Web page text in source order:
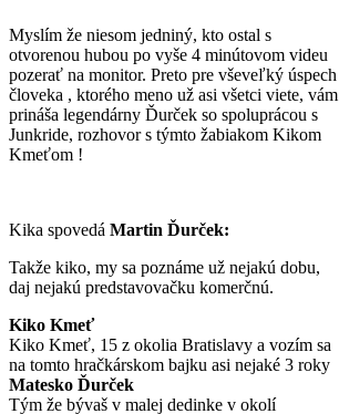
Myslím že niesom jedniný, kto ostal s
otvorenou hubou po vyše 4 minútovom videu
pozerať na monitor. Preto pre vševeľký úspech
človeka , ktorého meno už asi všetci viete, vám
prináša legendárny Ďurček so spoluprácou s
Junkride, rozhovor s týmto žabiakom Kikom
Kmeťom !
Kika spovedá Martin Ďurček:
Takže kiko, my sa poznáme už nejakú dobu,
daj nejakú predstavovačku komerčnú.
Kiko Kmeť
Kiko Kmeť, 15 z okolia Bratislavy a vozím sa
na tomto hračkárskom bajku asi nejaké 3 roky
Matesko Ďurček
Tým že bývaš v malej dedinke v okolí